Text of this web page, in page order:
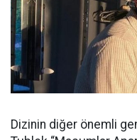
Dizinin diğer önemli